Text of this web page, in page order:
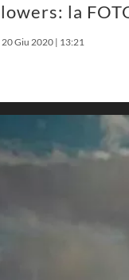
la
20 Giu 2020 | 13:21